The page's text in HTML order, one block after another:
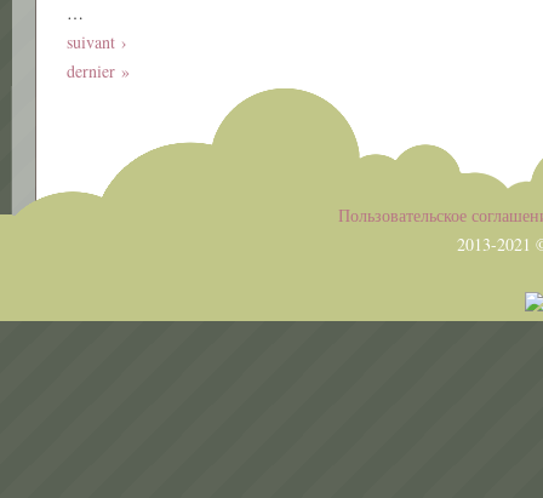
…
suivant ›
dernier »
Пользовательское
2013-2021